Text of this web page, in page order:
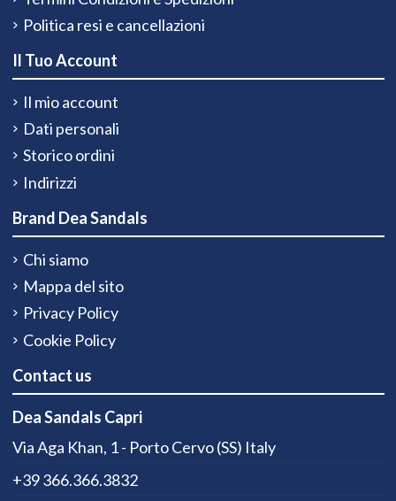
Politica resi e cancellazioni
Il Tuo Account
Il mio account
Dati personali
Storico ordini
Indirizzi
Brand Dea Sandals
Chi siamo
Mappa del sito
Privacy Policy
Cookie Policy
Contact us
Dea Sandals Capri
Via Aga Khan, 1 - Porto Cervo (SS) Italy
+39 366.366.3832